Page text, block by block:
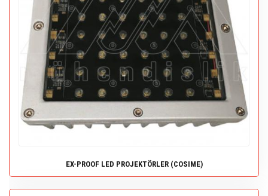
EX-PROOF LED PROJEKTÖRLER (COSIME)